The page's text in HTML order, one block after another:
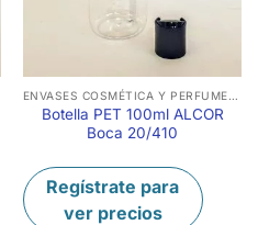
ENVASES COSMÉTICA Y PERFUMERÍA
Botella PET 100ml ALCOR
Boca 20/410
Regístrate para
ver precios